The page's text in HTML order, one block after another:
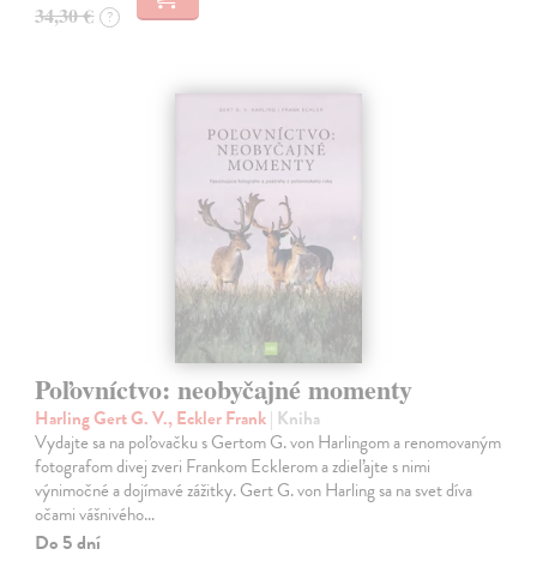
34,30 € ?
Poľovníctvo: neobyčajné momenty
Harling Gert G. V., Eckler Frank| Kniha
Vydajte sa na poľovačku s Gertom G. von Harlingom a renomovaným
fotografom divej zveri Frankom Ecklerom a zdieľajte s nimi
výnimočné a dojímavé zážitky. Gert G. von Harling sa na svet díva
očami vášnivého…
Do 5 dní